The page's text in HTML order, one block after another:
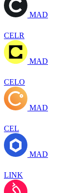
MAD
CELR
MAD
CELO
MAD
CEL
MAD
LINK